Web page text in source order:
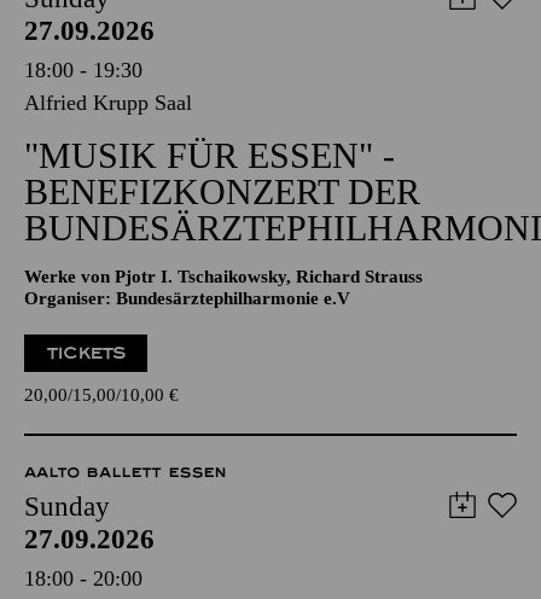
27.09.2026
18:00 - 19:30
Alfried Krupp Saal
"MUSIK FÜR ESSEN" -
BENEFIZKONZERT DER
Werke von Pjotr I. Tschaikowsky, Richard Strauss
Organiser: Bundesärztephilharmonie e.V
TICKETS
20,00 15,00 10,00 €
AALTO BALLETT ESSEN
Sunday
27.09.2026
18:00 - 20:00